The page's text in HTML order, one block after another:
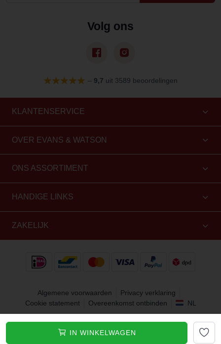
IN WINKELWAGEN
Volg ons
– 9,7 uit 3589 beoordelingen
KLANTENSERVICE
OVER EVANS & WATSON
ONS ASSORTIMENT
HANDIGE LINKS
ZAKELIJK
Algemene voorwaarden
Privacy verklaring
Cookie statement
Overeenkomst ontbinden NL
Copyright 2010 - 2026 Evans & Watson. Alle rechten
voorbehouden.